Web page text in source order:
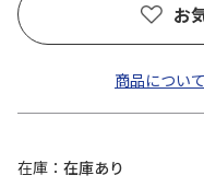
お
商品につい
在庫
在庫あり